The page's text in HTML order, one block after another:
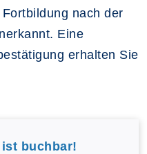
nach der
Eine
erhalten Sie
buchbar!